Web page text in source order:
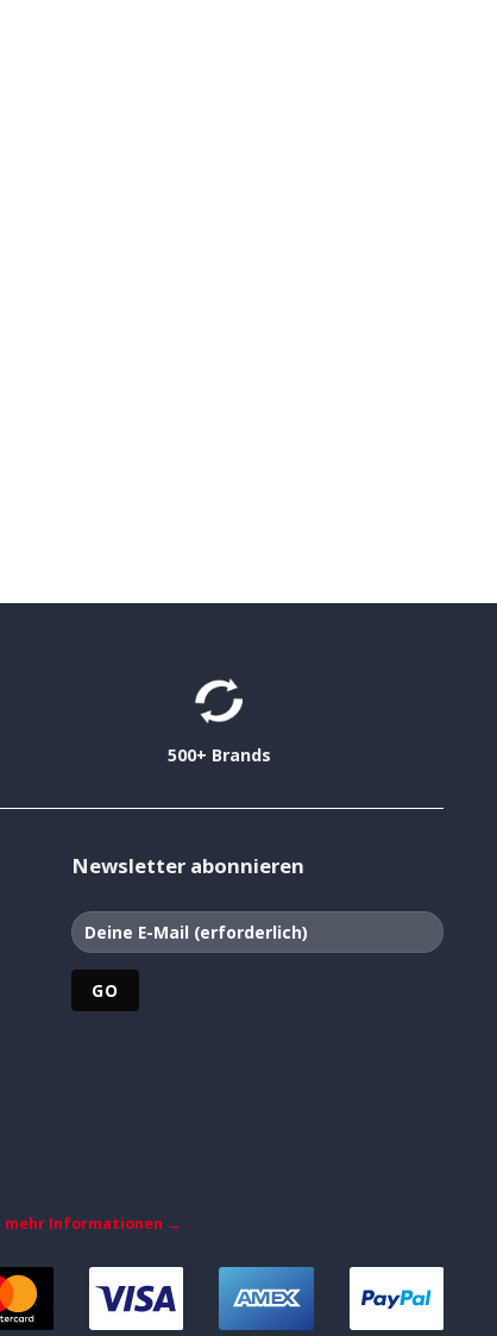
500+ Brands
Newsletter abonnieren
mehr Informationen →